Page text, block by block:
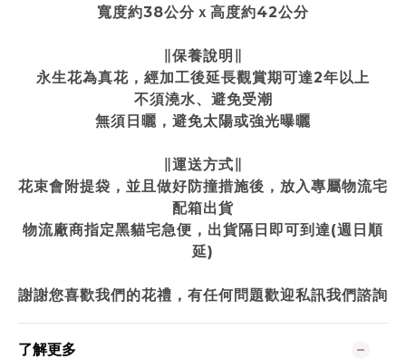
寬度約38公分ｘ高度約42公分
∥保養說明∥
永生花為真花，經加工後延長觀賞期可達2年以上
不須澆水、避免受潮
無須日曬，避免太陽或強光曝曬
∥運送方式∥
花束會附提袋，並且做好防撞措施後，放入專屬物流宅
配箱出貨
物流廠商指定黑貓宅急便，出貨隔日即可到達(週日順
延)
謝謝您喜歡我們的花禮，有任何問題歡迎私訊我們諮詢
了解更多